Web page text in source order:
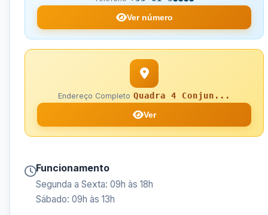
Ver número
Endereço Completo Quadra 4 Conjun...
Ver
Funcionamento
Segunda a Sexta: 09h às 18h
Sábado: 09h às 13h